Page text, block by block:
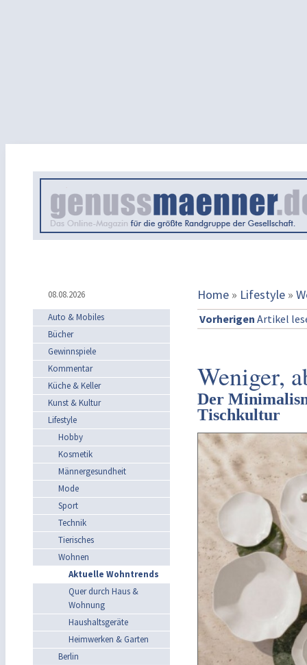
08.08.2026 Home » Lifestyle »
Auto & Mobiles
Bücher
Gewinnspiele
Kommentar
Küche & Keller
Kunst & Kultur
Lifestyle
Hobby
Kosmetik
Männergesundheit
Mode
Sport
Technik
Tierisches
Wohnen
Aktuelle Wohntrends
Quer durch Haus &
Wohnung
Haushaltsgeräte
Heimwerken & Garten
Berlin
Vorherigen Artikel
Weniger,
Der
Tischkultur